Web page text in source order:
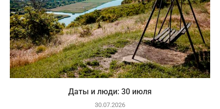
Даты и люди: 30 июля
30.07.2026